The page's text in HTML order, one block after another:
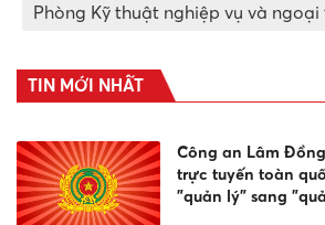
Phòng Kỹ thuật nghiệp vụ và ngoại
TIN MỚI NHẤT
Công an Lâm
trực tuyến toàn
"quản lý" sang